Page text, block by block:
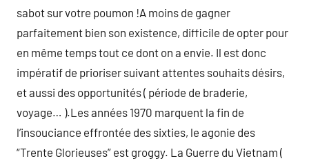
sabot sur votre poumon !A moins de gagner
parfaitement bien son existence, difficile de opter pour
en même temps tout ce dont on a envie. Il est donc
impératif de prioriser suivant attentes souhaits désirs,
et aussi des opportunités ( période de braderie,
voyage… ).Les années 1970 marquent la fin de
l’insouciance effrontée des sixties, le agonie des
“Trente Glorieuses” est groggy. La Guerre du Vietnam (